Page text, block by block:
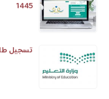
1445
تسجيل